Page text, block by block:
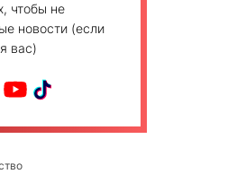
чтобы не
новости (если
вас)